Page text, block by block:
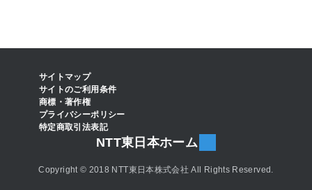
サイトマップ
サイトのご利用条件
商標・著作権
プライバシーポリシー
特定商取引法表記
NTT東日本ホーム
Copyright © 2018 NTT東日本株式会社 All Rights Reserved.